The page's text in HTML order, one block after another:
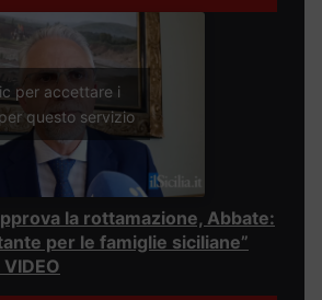
per accettare i
questo servizio
la rottamazione, Abbate:
per le famiglie siciliane”
VIDEO